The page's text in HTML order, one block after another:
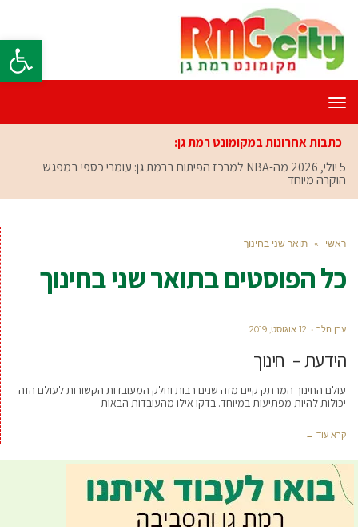
פתח
תפריט
כתבות אחרונות במקומונט רמת גן:
5 יולי, 2026
מה-NBA למרכז הפיתוח ברמת גן: עומרי כספי במפגש
הוקרה מיוחד
ראשי » תואר שני בחינוך
כל הפוסטים בתואר שני בחינוך
ערן הלר 12 אוגוסט, 2019
הידעת – חינוך
עולם החינוך המרתק קיים מזה שנים רבות וחלק המעובדות הקשורות לעולם הזה
יכולות להיות מפתיעות במיוחד. בדקו אילו מהעובדות הבאות
קרא עוד ←